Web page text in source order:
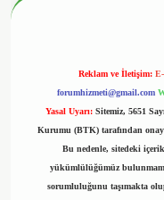
Reklam ve İletişim:
forumhizmeti@gmail.com
Yasal Uyarı: Sitemiz, 5651
Kurumu (BTK) tarafından
Bu nedenle, sitedeki
yükümlülüğümüz
sorumluluğunu taşımakta